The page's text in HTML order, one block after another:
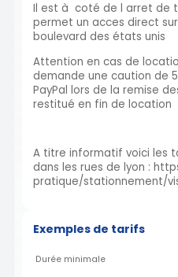
Il est à coté de l arret de
permet un acces direct
boulevard des états unis
Attention en cas de
demande une caution de
PayPal lors de la remise
restitué en fin de location
A titre informatif voici les
dans les rues de lyon :
pratique/stationnement/
Exemples de tarifs
Durée minimale